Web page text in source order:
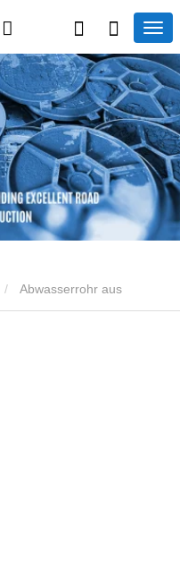
Abwasserrohr aus